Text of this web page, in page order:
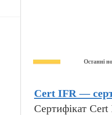
Останні
Cert IFR —
Сертифікат